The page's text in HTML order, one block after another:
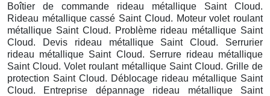
Boîtier de commande rideau métallique Saint Cloud.
Rideau métallique cassé Saint Cloud. Moteur volet roulant
métallique Saint Cloud. Problème rideau métallique Saint
Cloud. Devis rideau métallique Saint Cloud. Serrurier
rideau métallique Saint Cloud. Serrure rideau métallique
Saint Cloud. Volet roulant métallique Saint Cloud. Grille de
protection Saint Cloud. Déblocage rideau métallique Saint
Cloud. Entreprise dépannage rideau métallique Saint